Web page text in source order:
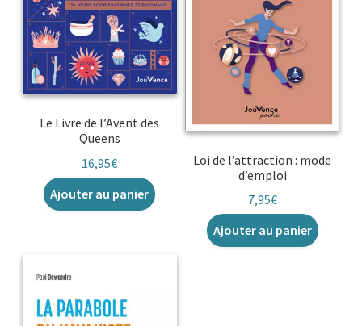
Le Livre de l’Avent des
Queens
16,95€
Ajouter au panier
Loi de l’attraction : mode
d’emploi
7,95€
Ajouter au panier